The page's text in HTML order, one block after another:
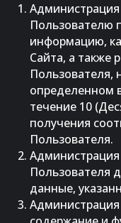
Администрация
Пользователю
информацию,
Сайта, а также
Пользователя,
определенном
течение 10
получения
Пользователя.
Администрация
Пользователя
данные,